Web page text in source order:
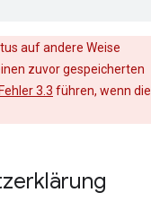
auf andere Weise
zuvor gespeicherten
3.3 führen, wenn die